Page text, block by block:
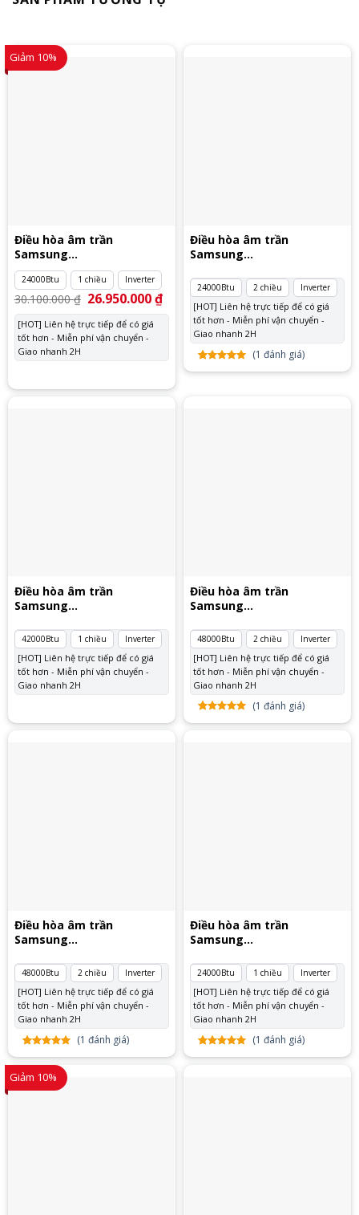
Giảm 10%
Điều hòa âm trần
Samsung
AC071TN1DKC/EA
24000Btu 1 chiều Inverter
30.100.000₫ Giá
gốc
là:
30.100.000 ₫.
26.950.000₫Giá
tại
26.950.000 ₫.
[HOT] Liên hệ trực tiếp để có giá
tốt hơn - Miễn phí vận chuyển -
Giao nhanh 2H
Điều hòa âm trần
Samsung
24000Btu 2 chiều Inverter
[HOT] Liên hệ trực tiếp để có giá
tốt hơn - Miễn phí vận chuyển -
Giao nhanh 2H
5.00trên
1
(1 đánh giá)
Điều hòa âm trần
Samsung
42000Btu 1 chiều Inverter
[HOT] Liên hệ trực tiếp để có giá
tốt hơn - Miễn phí vận chuyển -
Giao nhanh 2H
Điều hòa âm trần
Samsung
48000Btu 2 chiều Inverter
[HOT] Liên hệ trực tiếp để có giá
tốt hơn - Miễn phí vận chuyển -
Giao nhanh 2H
5.00trên
1
(1 đánh giá)
Điều hòa âm trần
Samsung
48000Btu 2 chiều Inverter
[HOT] Liên hệ trực tiếp để có giá
tốt hơn - Miễn phí vận chuyển -
Giao nhanh 2H
5.00trên
5 dựa
trên
1
đánh
(1 đánh giá)
Điều hòa âm trần
Samsung
24000Btu 1 chiều Inverter
[HOT] Liên hệ trực tiếp để có giá
tốt hơn - Miễn phí vận chuyển -
Giao nhanh 2H
5.00trên
1
(1 đánh giá)
Giảm 10%